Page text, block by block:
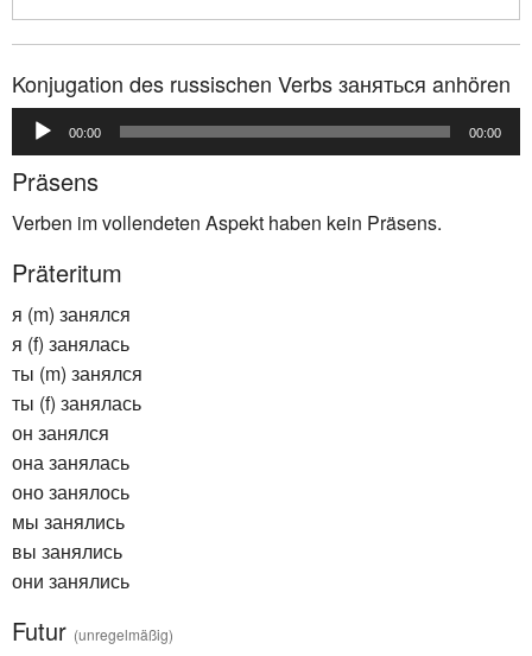
Konjugation des russischen Verbs заняться anhören
Audio-
Player
00:00 00:00
Präsens
Verben im vollendeten Aspekt haben kein Präsens.
Präteritum
я (m) занялся
я (f) занялась
ты (m) занялся
ты (f) занялась
он занялся
она занялась
оно занялось
мы занялись
вы занялись
они занялись
Futur (unregelmäßig)